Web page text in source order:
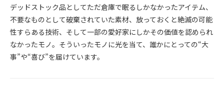
デッドストック品としてただ倉庫で眠るしかなかったアイテム、
不要なものとして破棄されていた素材、放っておくと絶滅の可能
性すらある技術、そして一部の愛好家にしかその価値を認められ
なかったモノ。そういったモノに光を当て、誰かにとっての“大
事”や“喜び”を届けています。